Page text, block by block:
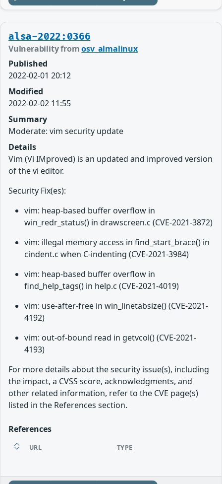
alsa-2022:0366
Vulnerability fromosv_almalinux
Published
2022-02-01 20:12
Modified
2022-02-02 11:55
Summary
Moderate: vim security update
Details
Vim (Vi IMproved) is an updated and improved version
of the vi editor.
Security Fix(es):
vim: heap-based buffer overflow in
win_redr_status() in drawscreen.c (CVE-2021-3872)
vim: illegal memory access in find_start_brace() in
cindent.c when C-indenting (CVE-2021-3984)
vim: heap-based buffer overflow in
find_help_tags() in help.c (CVE-2021-4019)
vim: use-after-free in win_linetabsize() (CVE-2021-
4192)
vim: out-of-bound read in getvcol() (CVE-2021-
4193)
For more details about the security issue(s), including
the impact, a CVSS score, acknowledgments, and
other related information, refer to the CVE page(s)
listed in the References section.
References
URL TYPE